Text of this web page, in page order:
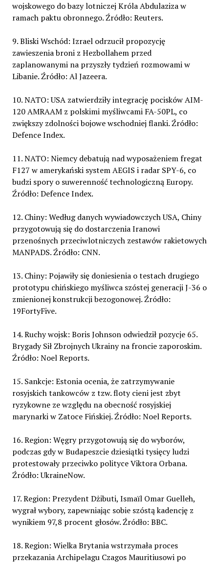
wojskowego do bazy lotniczej Króla Abdulaziza w
ramach paktu obronnego. Źródło: Reuters.
9. Bliski Wschód: Izrael odrzucił propozycję
zawieszenia broni z Hezbollahem przed
zaplanowanymi na przyszły tydzień rozmowami w
Libanie. Źródło: Al Jazeera.
10. NATO: USA zatwierdziły integrację pocisków AIM-
120 AMRAAM z polskimi myśliwcami FA-50PL, co
zwiększy zdolności bojowe wschodniej flanki. Źródło:
Defence Index.
11. NATO: Niemcy debatują nad wyposażeniem fregat
F127 w amerykański system AEGIS i radar SPY-6, co
budzi spory o suwerenność technologiczną Europy.
Źródło: Defence Index.
12. Chiny: Według danych wywiadowczych USA, Chiny
przygotowują się do dostarczenia Iranowi
przenośnych przeciwlotniczych zestawów rakietowych
MANPADS. Źródło: CNN.
13. Chiny: Pojawiły się doniesienia o testach drugiego
prototypu chińskiego myśliwca szóstej generacji J-36 o
zmienionej konstrukcji bezogonowej. Źródło:
19FortyFive.
14. Ruchy wojsk: Boris Johnson odwiedził pozycje 65.
Brygady Sił Zbrojnych Ukrainy na froncie zaporoskim.
Źródło: Noel Reports.
15. Sankcje: Estonia ocenia, że zatrzymywanie
rosyjskich tankowców z tzw. floty cieni jest zbyt
ryzykowne ze względu na obecność rosyjskiej
marynarki w Zatoce Fińskiej. Źródło: Noel Reports.
16. Region: Węgry przygotowują się do wyborów,
podczas gdy w Budapeszcie dziesiątki tysięcy ludzi
protestowały przeciwko polityce Viktora Orbana.
Źródło: UkraineNow.
17. Region: Prezydent Dżibuti, Ismaïl Omar Guelleh,
wygrał wybory, zapewniając sobie szóstą kadencję z
wynikiem 97,8 procent głosów. Źródło: BBC.
18. Region: Wielka Brytania wstrzymała proces
przekazania Archipelagu Czagos Mauritiusowi po